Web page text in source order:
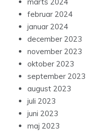
februar 2024
januar 2024
december 2023
november 2023
oktober 2023
september 2023
august 2023
juli 2023
juni 2023
maj 2023